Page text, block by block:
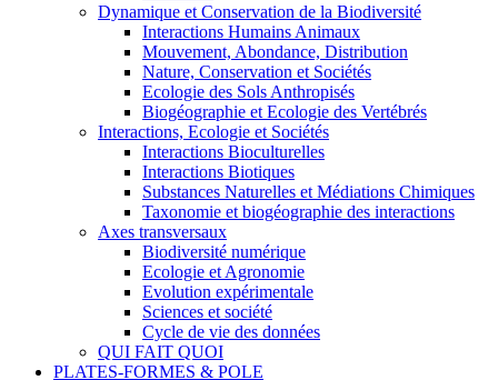
Dynamique et Conservation de la Biodiversité
Interactions Humains Animaux
Mouvement, Abondance, Distribution
Nature, Conservation et Sociétés
Ecologie des Sols Anthropisés
Biogéographie et Ecologie des Vertébrés
Interactions, Ecologie et Sociétés
Interactions Bioculturelles
Interactions Biotiques
Substances Naturelles et Médiations Chimiques
Taxonomie et biogéographie des interactions
Axes transversaux
Biodiversité numérique
Ecologie et Agronomie
Evolution expérimentale
Sciences et société
Cycle de vie des données
QUI FAIT QUOI
PLATES-FORMES & POLE